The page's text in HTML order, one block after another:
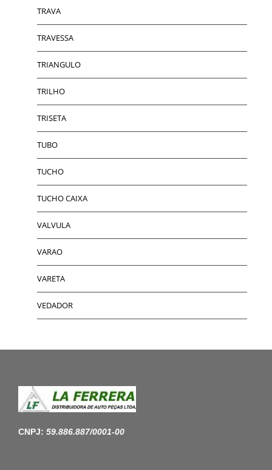
TRAVA
TRAVESSA
TRIANGULO
TRILHO
TRISETA
TUBO
TUCHO
TUCHO CAIXA
VALVULA
VARAO
VARETA
VEDADOR
CNPJ: 59.886.887/0001-00